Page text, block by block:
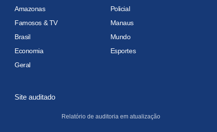
Amazonas
Policial
Famosos & TV
Manaus
Brasil
Mundo
Economia
Esportes
Geral
Site auditado
Relatório de auditoria em atualização